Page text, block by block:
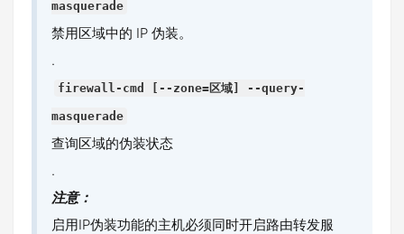
masquerade
禁用区域中的 IP 伪装。
.
firewall-cmd [--zone=区域] --query-
masquerade
查询区域的伪装状态
.
注意：
启用IP伪装功能的主机必须同时开启路由转发服